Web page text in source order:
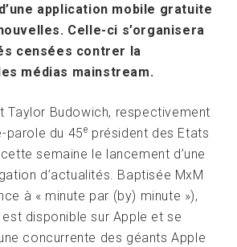
application mobile gratuite
Celle-ci s’organisera
censées contrer la
médias mainstream.
Taylor Budowich, respectivement
parole du 45e président des Etats
semaine le lancement d’une
d’actualités. Baptisée MxM
à « minute par (by) minute »),
disponible sur Apple et se
concurrente des géants Apple